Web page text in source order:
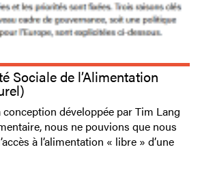
Sociale de l’Alimentation
conception développée par Tim Lang
nous ne pouvions que nous
à l’alimentation « libre » d’une